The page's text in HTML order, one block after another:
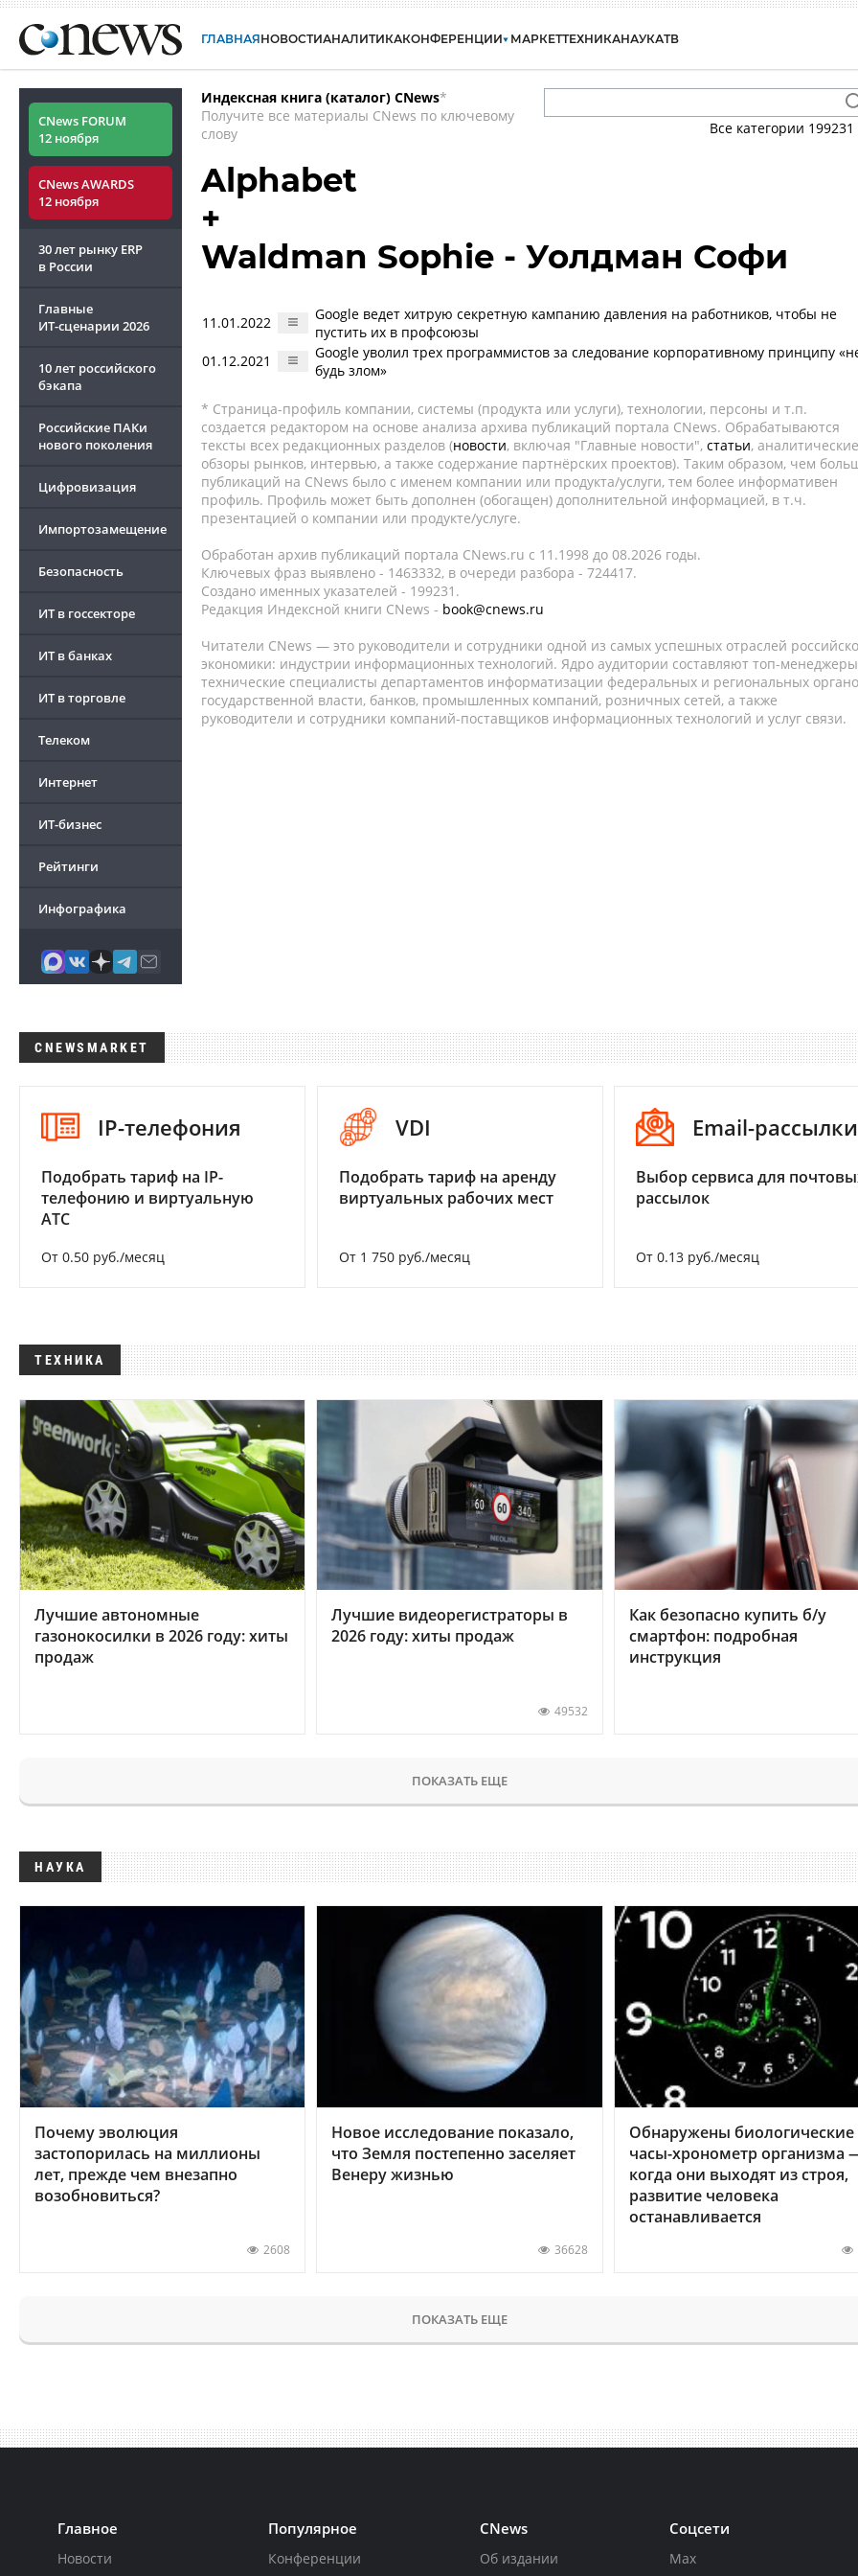
ГЛАВНАЯНОВОСТИАНАЛИТИКАКОНФЕРЕНЦИИ МАРКЕТТЕХНИКАНАУКАТВ
CNews FORUM
12 ноября
CNews AWARDS
12 ноября
30 лет рынку ERP
в России
Главные
ИТ-сценарии 2026
10 лет российского
бэкапа
Российские ПАКи
нового поколения
Цифровизация
Импортозамещение
Безопасность
ИТ в госсекторе
ИТ в банках
ИТ в торговле
Телеком
Интернет
ИТ-бизнес
Рейтинги
Инфографика
Индексная книга (каталог) CNews*
Получите все материалы CNews по ключевому
слову
Все категории 199231
Alphabet
+
Waldman Sophie - Уолдман Софи
11.01.2022
Google ведет хитрую секретную кампанию давления на работников, чтобы не
пустить их в профсоюзы
01.12.2021
Google уволил трех программистов за следование корпоративному принципу
будь злом»
* Страница-профиль компании, системы (продукта или услуги), технологии, персоны и т.п.
создается редактором на основе анализа архива публикаций портала CNews. Обрабатываются
тексты всех редакционных разделов (новости, включая "Главные новости", статьи, аналитические
обзоры рынков, интервью, а также содержание партнёрских проектов). Таким образом, чем
публикаций на CNews было с именем компании или продукта/услуги, тем более информативен
профиль. Профиль может быть дополнен (обогащен) дополнительной информацией, в т.ч.
презентацией о компании или продукте/услуге.
Обработан архив публикаций портала CNews.ru c 11.1998 до 08.2026 годы.
Ключевых фраз выявлено - 1463332, в очереди разбора - 724417.
Создано именных указателей - 199231.
Редакция Индексной книги CNews - book@cnews.ru
Читатели CNews — это руководители и сотрудники одной из самых успешных отраслей
экономики: индустрии информационных технологий. Ядро аудитории составляют топ-
технические специалисты департаментов информатизации федеральных и региональных
государственной власти, банков, промышленных компаний, розничных сетей, а также
руководители и сотрудники компаний-поставщиков информационных технологий и услуг связи.
CNEWSMARKET
IP-телефония
Подобрать тариф на IP-
телефонию и виртуальную
АТС
От 0.50 руб./месяц
VDI
Подобрать тариф на аренду
виртуальных рабочих мест
От 1 750 руб./месяц
Email-рассылки
Выбор сервиса для
рассылок
От 0.13 руб./месяц
ТЕХНИКА
Лучшие автономные
газонокосилки в 2026 году: хиты
продаж
Лучшие видеорегистраторы в
2026 году: хиты продаж
49532
Как безопасно купить б/у
смартфон: подробная
инструкция
ПОКАЗАТЬ ЕЩЕ
НАУКА
Почему эволюция
застопорилась на миллионы
лет, прежде чем внезапно
возобновиться?
2608
Новое исследование показало,
что Земля постепенно заселяет
Венеру жизнью
36628
Обнаружены биологические
часы-хронометр организма
когда они выходят из строя,
развитие человека
останавливается
ПОКАЗАТЬ ЕЩЕ
Главное
Новости
Популярное
Конференции
CNews
Об издании
Соцсети
Max